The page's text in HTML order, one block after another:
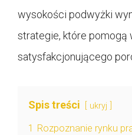
wysokości podwyżki
strategie, które pomogą
satysfakcjonującego
Spis treści ukryj
1 Rozpoznanie rynku